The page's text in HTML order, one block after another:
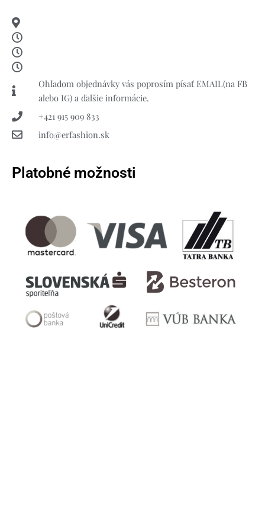
Ohľadom objednávky vás poprosím písať EMAIL(na FB
alebo IG) a ďalšie informácie.
+421 915 909 833
info@erfashion.sk
Platobné možnosti